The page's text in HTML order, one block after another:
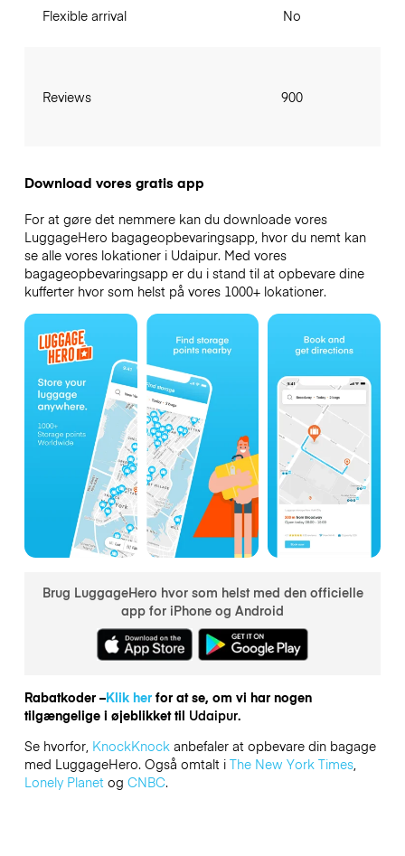
Flexible arrival
Reviews
No
900
Download vores gratis app
For at gøre det nemmere kan du downloade vores
LuggageHero bagageopbevaringsapp, hvor du nemt kan
se alle vores lokationer i Udaipur. Med vores
bagageopbevaringsapp er du i stand til at opbevare dine
kufferter hvor som helst på vores 1000+ lokationer.
Brug LuggageHero hvor som helst med den officielle
app for iPhone og Android
Rabatkoder –Klik herfor at se, om vi har nogen
tilgængelige i øjeblikket til Udaipur.
Se hvorfor, KnockKnockanbefaler at opbevare din bagage
med LuggageHero. Også omtalt i The New York Times,
Lonely Planetog CNBC.